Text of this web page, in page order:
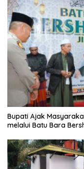
Bupati Ajak
melalui Batu Bara